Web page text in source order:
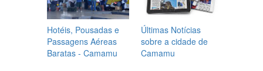
Hotéis, Pousadas e
Passagens Aéreas
Baratas - Camamu
Últimas Notícias
sobre a cidade de
Camamu